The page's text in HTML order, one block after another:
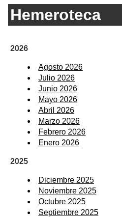
Hemeroteca
2026
Agosto 2026
Julio 2026
Junio 2026
Mayo 2026
Abril 2026
Marzo 2026
Febrero 2026
Enero 2026
2025
Diciembre 2025
Noviembre 2025
Octubre 2025
Septiembre 2025